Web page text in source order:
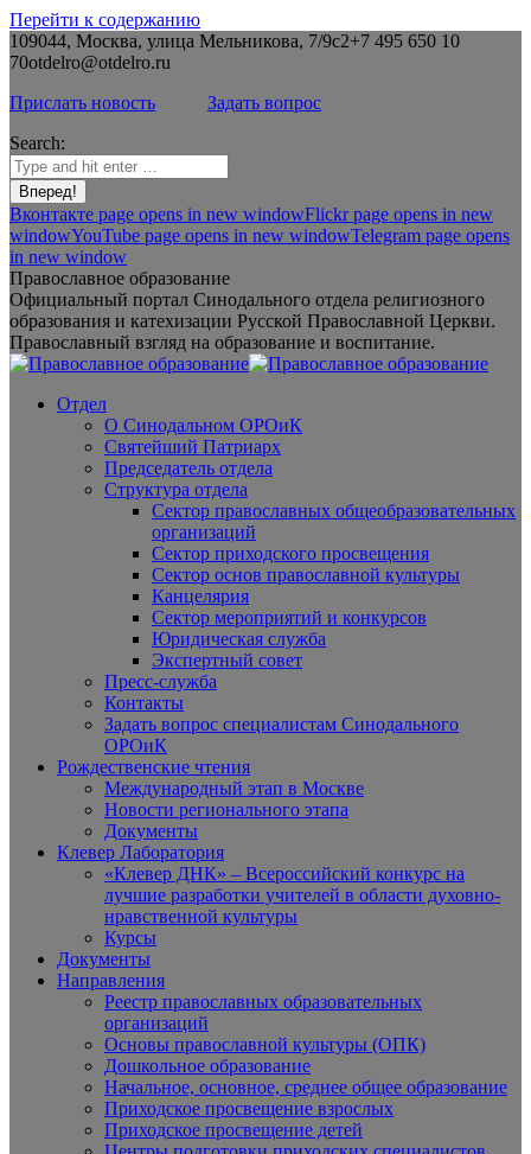
Перейти к содержанию
109044, Москва, улица Мельникова, 7/9с2+7 495 650 10
70otdelro@otdelro.ru
Прислать новость
Задать вопрос
Search:
Вконтакте page opens in new windowFlickr page opens in new
windowYouTube page opens in new windowTelegram page opens
in new window
Православное образование
Официальный портал Синодального отдела религиозного
образования и катехизации Русской Православной Церкви.
Православный взгляд на образование и воспитание.
Отдел
О Синодальном ОРОиК
Святейший Патриарх
Председатель отдела
Структура отдела
Сектор православных общеобразовательных
организаций
Сектор приходского просвещения
Сектор основ православной культуры
Канцелярия
Сектор мероприятий и конкурсов
Юридическая служба
Экспертный совет
Пресс-служба
Контакты
Задать вопрос специалистам Синодального
ОРОиК
Рождественские чтения
Международный этап в Москве
Новости регионального этапа
Документы
Клевер Лаборатория
«Клевер ДНК» – Всероссийский конкурс на
лучшие разработки учителей в области духовно-
нравственной культуры
Курсы
Документы
Направления
Реестр православных образовательных
организаций
Основы православной культуры (ОПК)
Дошкольное образование
Начальное, основное, среднее общее образование
Приходское просвещение взрослых
Приходское просвещение детей